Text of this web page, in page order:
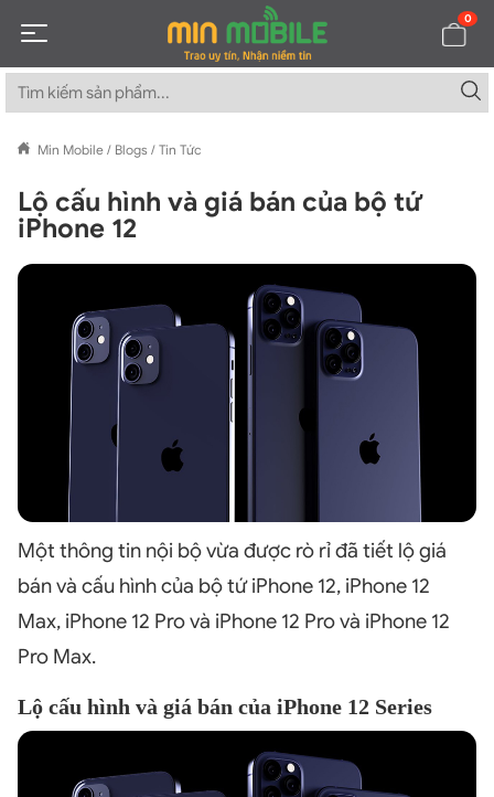
0
Min Mobile / Blogs / Tin Tức
Lộ cấu hình và giá bán của bộ tứ
iPhone 12
Một thông tin nội bộ vừa được rò rỉ đã tiết lộ giá
bán và cấu hình của bộ tứ iPhone 12, iPhone 12
Max, iPhone 12 Pro và iPhone 12 Pro và iPhone 12
Pro Max.
Lộ cấu hình và giá bán của iPhone 12 Series